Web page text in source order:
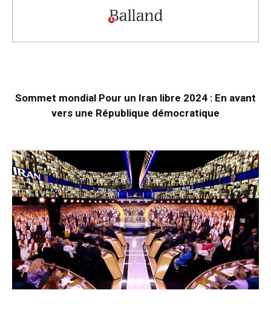
Sommet mondial Pour un Iran libre 2024 : En avant
vers une République démocratique